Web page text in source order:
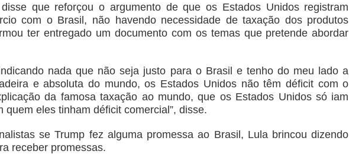
que reforçou o argumento de que os Estados Unidos registram
com o Brasil, não havendo necessidade de taxação dos produtos
ter entregado um documento com os temas que pretende abordar
nada que não seja justo para o Brasil e tenho do meu lado a
e absoluta do mundo, os Estados Unidos não têm déficit com o
da famosa taxação ao mundo, que os Estados Unidos só iam
quem eles tinham déficit comercial”, disse.
se Trump fez alguma promessa ao Brasil, Lula brincou dizendo
receber promessas.